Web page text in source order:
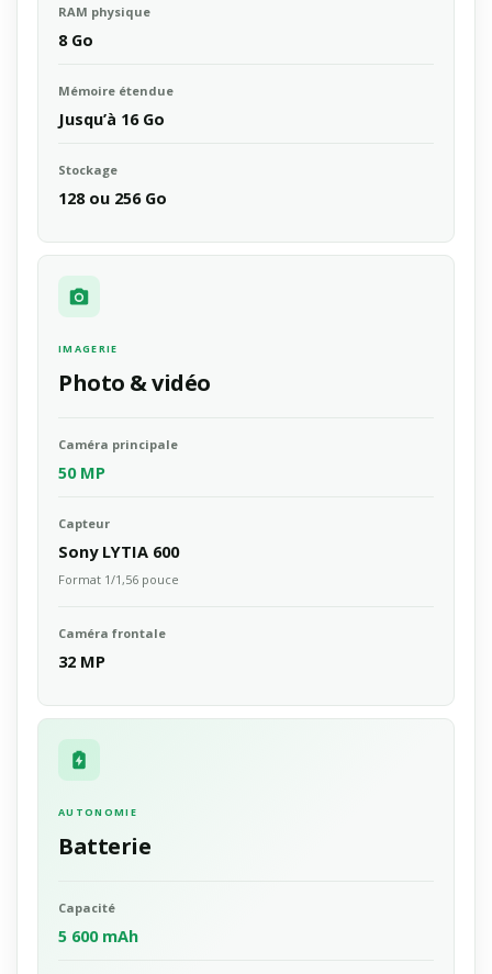
RAM physique
8 Go
Mémoire étendue
Jusqu’à 16 Go
Stockage
128 ou 256 Go
IMAGERIE
Photo & vidéo
Caméra principale
50 MP
Capteur
Sony LYTIA 600
Format 1/1,56 pouce
Caméra frontale
32 MP
AUTONOMIE
Batterie
Capacité
5 600 mAh